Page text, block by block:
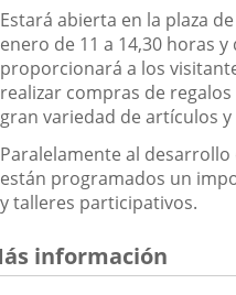
Descripción
Estará abierta en la plaza
enero de 11 a 14,30 horas y
proporcionará a los
realizar compras de
gran variedad de artículos
Paralelamente al desarrollo
están programados un
y talleres participativos.
información